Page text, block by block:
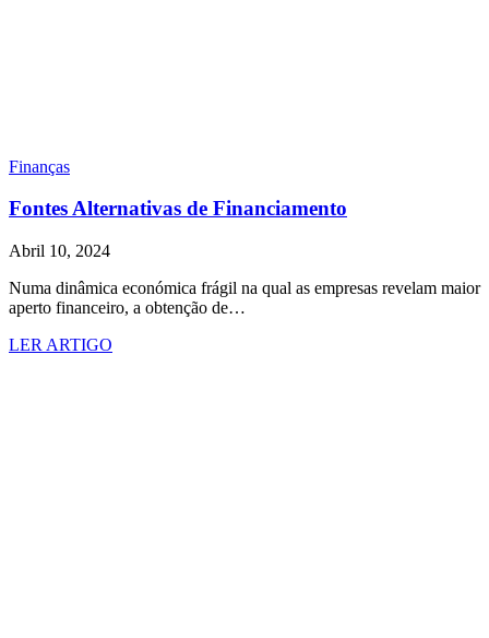
Finanças
Fontes Alternativas de Financiamento
Abril 10, 2024
Numa dinâmica económica frágil na qual as empresas revelam maior
aperto financeiro, a obtenção de…
LER ARTIGO